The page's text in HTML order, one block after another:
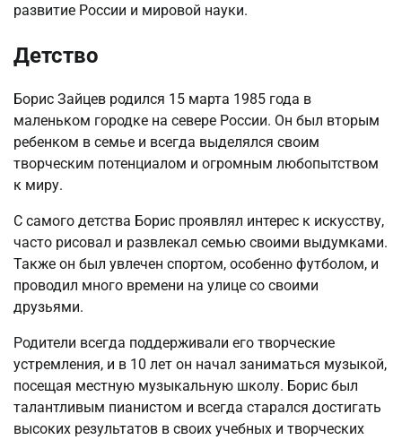
развитие России и мировой науки.
Детство
Борис Зайцев родился 15 марта 1985 года в
маленьком городке на севере России. Он был вторым
ребенком в семье и всегда выделялся своим
творческим потенциалом и огромным любопытством
к миру.
С самого детства Борис проявлял интерес к искусству,
часто рисовал и развлекал семью своими выдумками.
Также он был увлечен спортом, особенно футболом, и
проводил много времени на улице со своими
друзьями.
Родители всегда поддерживали его творческие
устремления, и в 10 лет он начал заниматься музыкой,
посещая местную музыкальную школу. Борис был
талантливым пианистом и всегда старался достигать
высоких результатов в своих учебных и творческих